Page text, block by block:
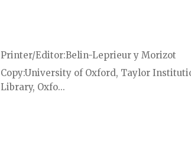
Printer/Editor Belin-Leprieur y Morizot
CopyUniversity of Oxford, Taylor
Library, Oxfo...